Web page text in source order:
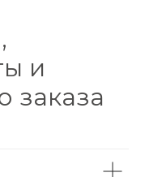
и
заказа